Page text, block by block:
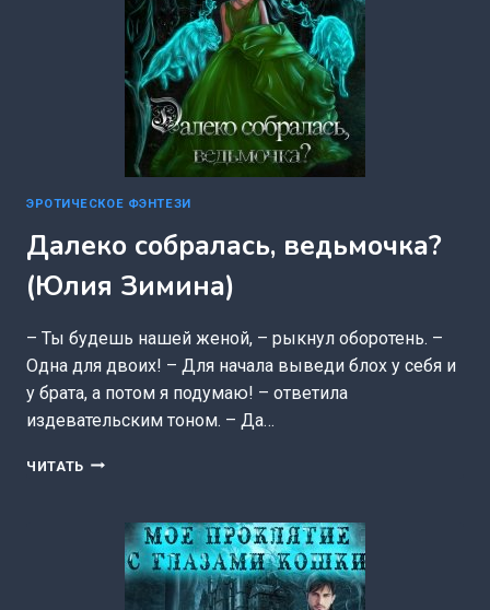
ЭРОТИЧЕСКОЕ ФЭНТЕЗИ
Далеко собралась, ведьмочка?
(Юлия Зимина)
– Ты будешь нашей женой, – рыкнул оборотень. –
Одна для двоих! – Для начала выведи блох у себя и
у брата, а потом я подумаю! – ответила
издевательским тоном. – Да…
ЧИТАТЬ ДАЛЕКО
(ЮЛИЯ
ЗИМИНА)